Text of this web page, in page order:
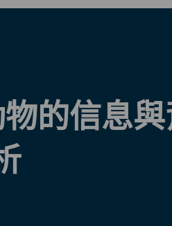
加拿大
的信息